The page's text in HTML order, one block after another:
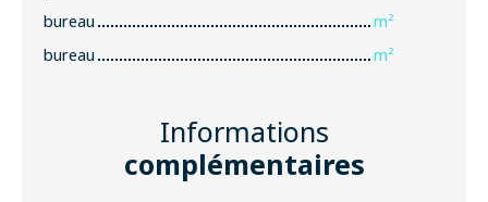
bureau
m²
bureau
m²
Informations
complémentaires